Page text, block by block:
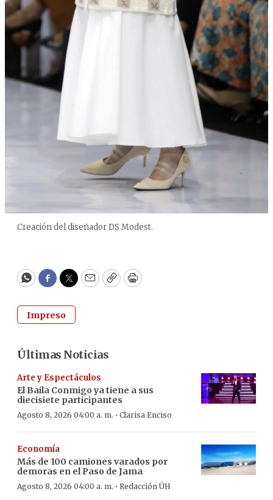
Creación del diseñador DS Modest.
WhatsApp
Facebook
Twitter
EmailCopyPrint
Impreso
Últimas Noticias
Arte y Espectáculos
El Baila Conmigo ya tiene a sus
diecisiete participantes
Agosto 8, 2026 04:00 a. m. · Clarisa Enciso
Economía
Más de 100 camiones varados por
demoras en el Paso de Jama
Agosto 8, 2026 04:00 a. m. · Redacción ÚH